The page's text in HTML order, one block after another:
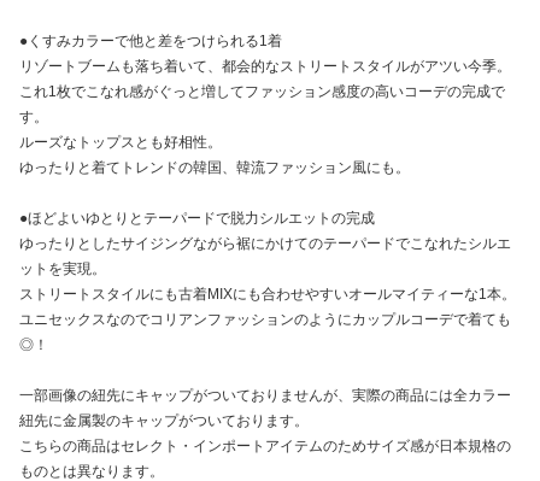
●くすみカラーで他と差をつけられる1着
リゾートブームも落ち着いて、都会的なストリートスタイルがアツい今季。
これ1枚でこなれ感がぐっと増してファッション感度の高いコーデの完成で
す。
ルーズなトップスとも好相性。
ゆったりと着てトレンドの韓国、韓流ファッション風にも。
●ほどよいゆとりとテーパードで脱力シルエットの完成
ゆったりとしたサイジングながら裾にかけてのテーパードでこなれたシルエ
ットを実現。
ストリートスタイルにも古着MIXにも合わせやすいオールマイティーな1本。
ユニセックスなのでコリアンファッションのようにカップルコーデで着ても
◎！
一部画像の紐先にキャップがついておりませんが、実際の商品には全カラー
紐先に金属製のキャップがついております。
こちらの商品はセレクト・インポートアイテムのためサイズ感が日本規格の
ものとは異なります。